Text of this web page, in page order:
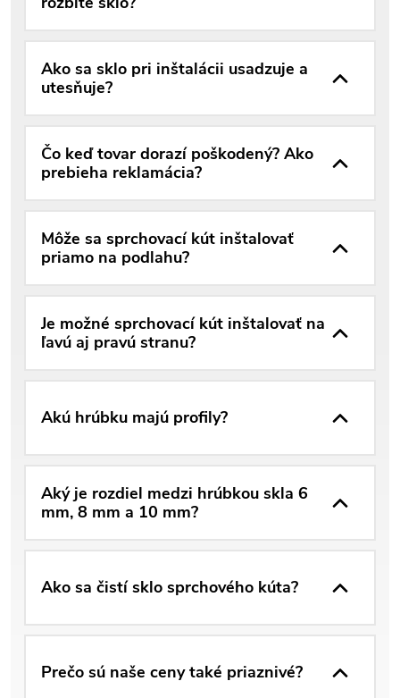
Ako sa sklo pri inštalácii usadzuje a
utesňuje?
Čo keď tovar dorazí poškodený? Ako
prebieha reklamácia?
Môže sa sprchovací kút inštalovať
priamo na podlahu?
Je možné sprchovací kút inštalovať na
ľavú aj pravú stranu?
Akú hrúbku majú profily?
Aký je rozdiel medzi hrúbkou skla 6
mm, 8 mm a 10 mm?
Ako sa čistí sklo sprchového kúta?
Prečo sú naše ceny také priaznivé?